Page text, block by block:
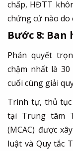
chấp, HĐTT
chứng cứ nào do
Bước 8:
Phán quyết
chậm nhất là
cuối cùng giải
Trình tự, thủ
tại Trung tâm
(MCAC) được
luật và Quy tắc